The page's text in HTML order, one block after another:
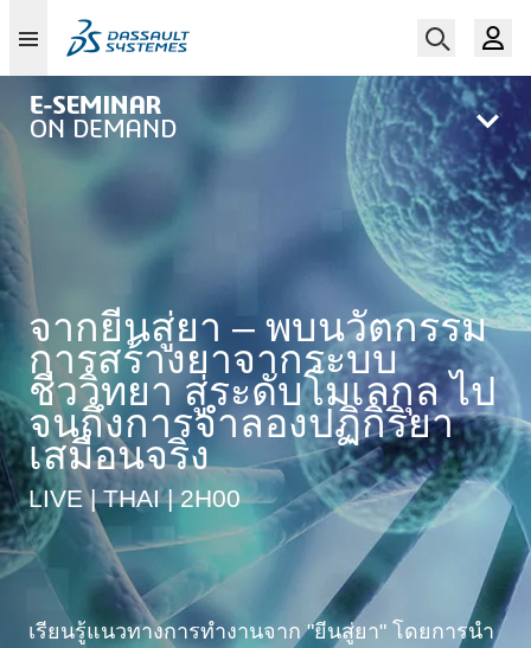
จากยีนสู่ยา – พบนวัตกรรม
การสร้างยาจากระบบ
ชีววิทยา สู่ระดับโมเลกุล ไป
จนถึงการจำลองปฏิกิริยา
เสมือนจริง
LIVE | THAI | 2H00
เรียนรู้แนวทางการทำงานจาก "ยีนสู่ยา" โดยการนำ